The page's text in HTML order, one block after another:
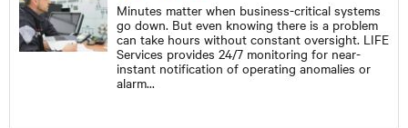
Minutes matter when business-critical systems
go down. But even knowing there is a problem
can take hours without constant oversight. LIFE
Services provides 24/7 monitoring for near-
instant notification of operating anomalies or
alarm...